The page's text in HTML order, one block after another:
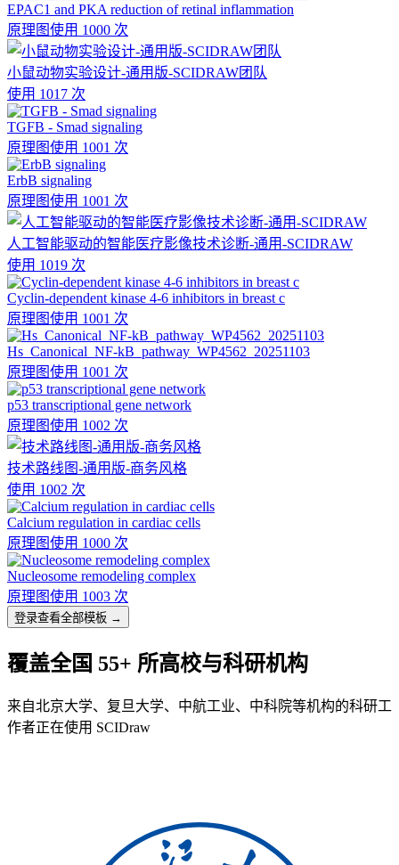
EPAC1 and PKA reduction of retinal inflammation
原理图使用 1000 次
小鼠动物实验设计-通用版-SCIDRAW团队
使用 1017 次
TGFB - Smad signaling
原理图使用 1001 次
ErbB signaling
原理图使用 1001 次
人工智能驱动的智能医疗影像技术诊断-通用-SCIDRAW
使用 1019 次
Cyclin-dependent kinase 4-6 inhibitors in breast c
原理图使用 1001 次
Hs_Canonical_NF-kB_pathway_WP4562_20251103
原理图使用 1001 次
p53 transcriptional gene network
原理图使用 1002 次
技术路线图-通用版-商务风格
使用 1002 次
Calcium regulation in cardiac cells
原理图使用 1000 次
Nucleosome remodeling complex
原理图使用 1003 次
登录查看全部模板 →
覆盖全国 55+ 所高校与科研机构
来自北京大学、复旦大学、中航工业、中科院等机构的科研工
作者正在使用 SCIDraw